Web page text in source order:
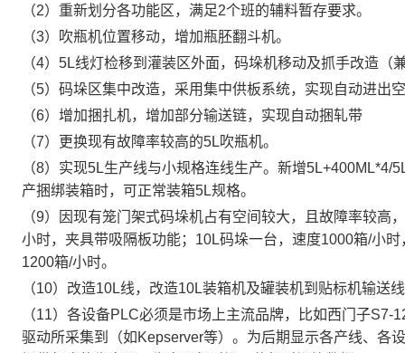
（2）重新划分各功能区，满足2个班的辅料暂存要求。
（3）吹瓶机位置移动，增加瓶胚翻斗机。
（4） 5L线灯检移到灌装区外面，码垛机移动及抓手改造（
（5）码垛区集中改造，采用集中供板系统， 实现自动进出
（6）增加捆扎机，增加部分输送链，实现自动捆轧带
（7）更换现有故障率较高的5L吹瓶机。
（8）实现5L生产线与小规格连线生产。新增5L+400ML*4/
产捆绑装箱时，可正常装箱5L规格。
（9）因现有笼门架式码垛机占有空间较大，且故障率较高，
小时，夹具带吸隔板功能； 10L码垛一台， 速度1000箱/小时
1200箱/小时。
（10）改造10L线，改造10L装箱机及罐装机到贴标机输送
（11）各设备PLC必须是市场上主流品牌，比如西门子S7-
驱动所采集到（如 Kepserver等）。为后期显示各产线、各